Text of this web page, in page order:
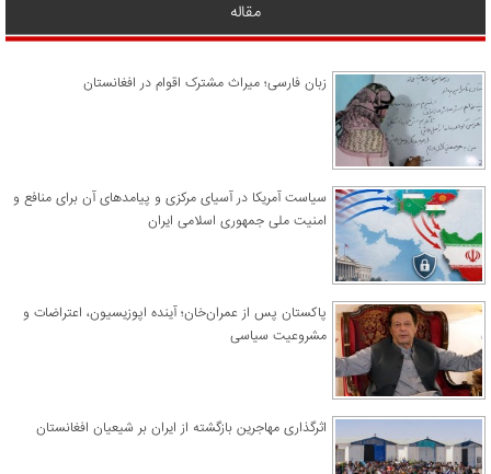
مقاله
زبان فارسی؛ میراث مشترک اقوام در افغانستان
سیاست آمریکا در آسیای مرکزی و پیامدهای آن برای منافع و
امنیت ملی جمهوری اسلامی ایران
پاکستان پس از عمران‌خان؛ آینده اپوزیسیون، اعتراضات و
مشروعیت سیاسی
اثرگذاری مهاجرین بازگشته از ایران بر شیعیان افغانستان